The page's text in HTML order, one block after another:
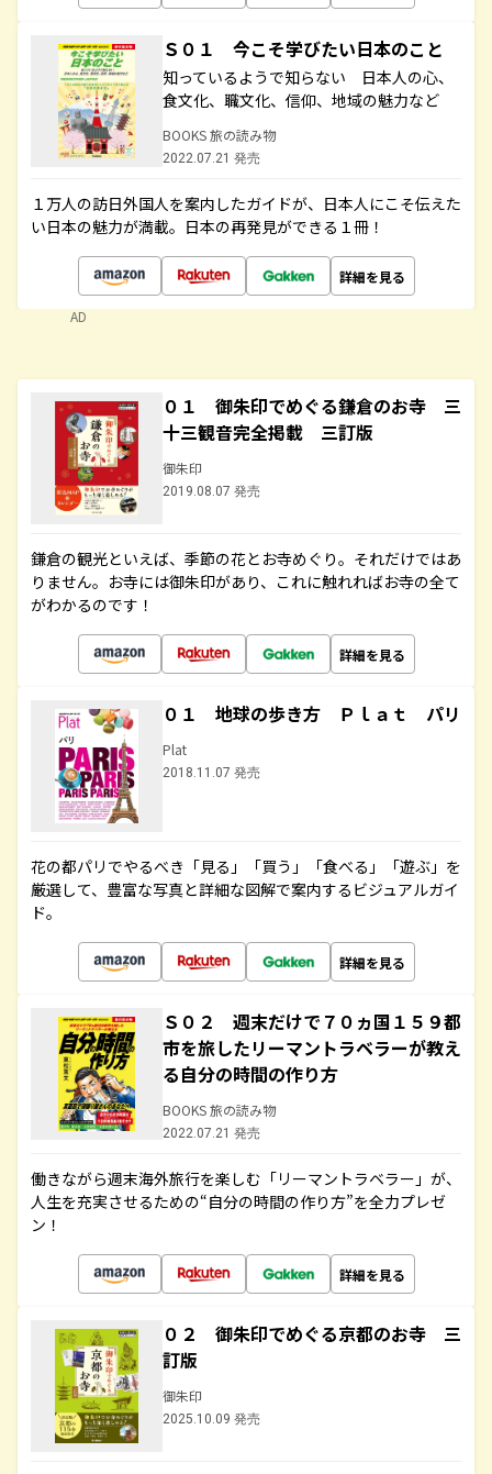
Ｓ０１ 今こそ学びたい日本のこと
知っているようで知らない 日本人の心、
食文化、職文化、信仰、地域の魅力など
BOOKS 旅の読み物
2022.07.21 発売
１万人の訪日外国人を案内したガイドが、日本人にこそ伝えた
い日本の魅力が満載。日本の再発見ができる１冊！
詳細を見る
AD
０１ 御朱印でめぐる鎌倉のお寺 三
十三観音完全掲載 三訂版
御朱印
2019.08.07 発売
鎌倉の観光といえば、季節の花とお寺めぐり。それだけではあ
りません。お寺には御朱印があり、これに触れればお寺の全て
がわかるのです！
詳細を見る
０１ 地球の歩き方 Ｐｌａｔ パリ
Plat
2018.11.07 発売
花の都パリでやるべき「見る」「買う」「食べる」「遊ぶ」を
厳選して、豊富な写真と詳細な図解で案内するビジュアルガイ
ド。
詳細を見る
Ｓ０２ 週末だけで７０ヵ国１５９都
市を旅したリーマントラベラーが教え
る自分の時間の作り方
BOOKS 旅の読み物
2022.07.21 発売
働きながら週末海外旅行を楽しむ「リーマントラベラー」が、
人生を充実させるための“自分の時間の作り方”を全力プレゼ
ン！
詳細を見る
０２ 御朱印でめぐる京都のお寺 三
訂版
御朱印
2025.10.09 発売